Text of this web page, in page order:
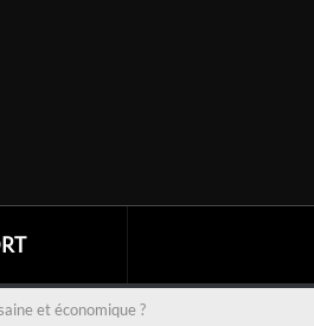
et économique ?